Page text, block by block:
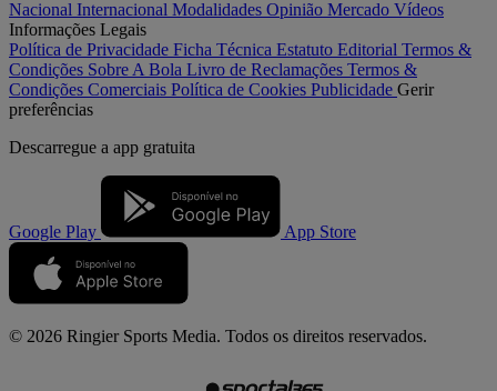
Nacional Internacional Modalidades Opinião Mercado Vídeos
Informações Legais
Política de Privacidade Ficha Técnica Estatuto Editorial Termos &
Condições Sobre A Bola Livro de Reclamações Termos &
Condições Comerciais Política de Cookies Publicidade Gerir
preferências
Descarregue a app gratuita
Google Play App Store
© 2026 Ringier Sports Media. Todos os direitos reservados.